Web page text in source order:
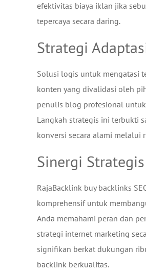
efektivitas biaya iklan jika
tepercaya secara daring.
Strategi
Solusi logis untuk mengatasi
konten yang divalidasi oleh
penulis blog profesional
Langkah strategis ini terbukti
konversi secara alami melalui
Sinergi
RajaBacklink buy backlinks
komprehensif untuk
Anda memahami peran dan
strategi internet marketing
signifikan berkat dukungan
backlink berkualitas.